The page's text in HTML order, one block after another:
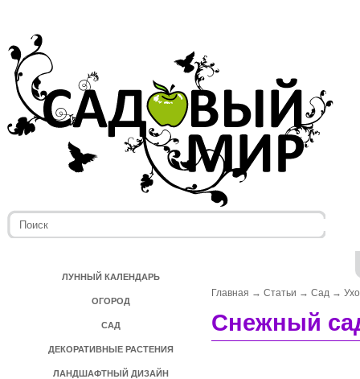
ЛУННЫЙ КАЛЕНДАРЬ
ОГОРОД
САД
ДЕКОРАТИВНЫЕ РАСТЕНИЯ
ЛАНДШАФТНЫЙ ДИЗАЙН
Главная → Статьи → Сад →
Снежный